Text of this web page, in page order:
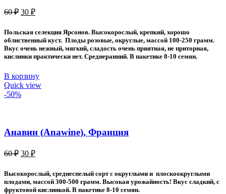
60₽ Первоначальная
60 ₽.
30 ₽Текущая
30 ₽.
Польская селекция Ярсонов. Высокорослый, крепкий, хорошо
облиственный куст. Плоды розовые, округлые, массой 100-250 грамм.
Вкус очень нежный, мягкий, сладость очень приятная, не приторная,
кислинки практически нет. Среднеранний. В пакетике 8-10 семян.
В корзину
Quick view
-50%
Анавин (Anawine), Франция
60₽ Первоначальная
составляла
60 ₽.
30 ₽Текущая
30 ₽.
Высокорослый, среднеспелый сорт с округлыми и плоскоокруглыми
плодами, массой 300-500 грамм. Высокая урожайность! Вкус сладкий, с
фруктовой кислинкой. В пакетике 8-10 семян.